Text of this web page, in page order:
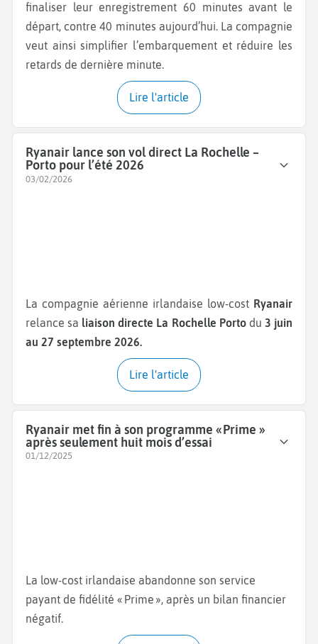
finaliser leur enregistrement 60 minutes avant le
départ, contre 40 minutes aujourd’hui. La compagnie
veut ainsi simplifier l’embarquement et réduire les
retards de dernière minute.
Lire l'article
Ryanair lance son vol direct La Rochelle –
Porto pour l’été 2026
03/02/2026
La compagnie aérienne irlandaise low-cost Ryanair
relance sa liaison directe La Rochelle Portodu 3 juin
au 27 septembre 2026.
Lire l'article
Ryanair met fin à son programme « Prime »
après seulement huit mois d’essai
01/12/2025
La low-cost irlandaise abandonne son service
payant de fidélité « Prime », après un bilan financier
négatif.